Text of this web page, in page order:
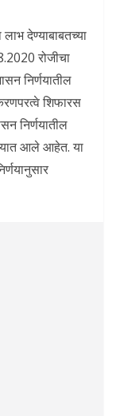
देण्याबाबतच्या
रोजीचा
निर्णयातील
शिफारस
निर्णयातील
आले आहेत. या